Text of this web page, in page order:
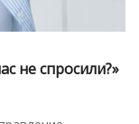
не спросили?»